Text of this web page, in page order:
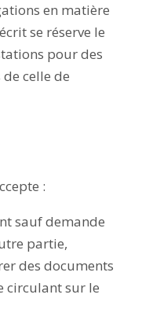
en matière
se réserve le
pour des
celle de
:
sauf demande
partie,
des documents
circulant sur le